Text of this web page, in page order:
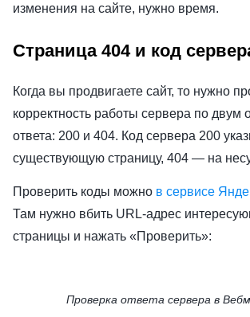
изменения на сайте, нужно время.
Страница 404 и код
Когда вы продвигаете сайт, то нужно
корректность работы сервера по двум
ответа: 200 и 404. Код сервера 200
существующую страницу, 404 — на
Проверить коды можно в сервисе
Там нужно вбить URL-адрес
страницы и нажать «Проверить»:
Проверка ответа сервера в